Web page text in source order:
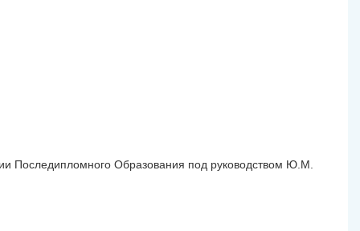
Последипломного Образования под руководством Ю.М.